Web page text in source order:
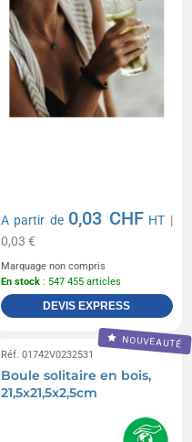
A partir de 0,03 CHF HT |
0,03 €
Marquage non compris
En stock : 547 455 articles
DEVIS EXPRESS
NOUVEAUTÉ
Réf. 01742V0232531
Boule solitaire en bois,
21,5x21,5x2,5cm